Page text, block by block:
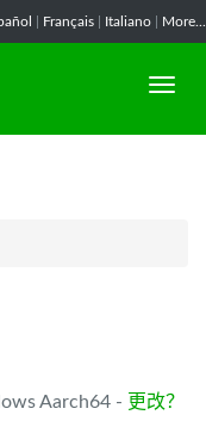
Français Italiano More...
Aarch64 - 更改？